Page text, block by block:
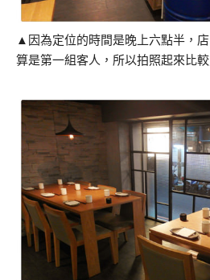
▲因為定位的時間是晚上六點半，
算是第一組客人，所以拍照起來比較